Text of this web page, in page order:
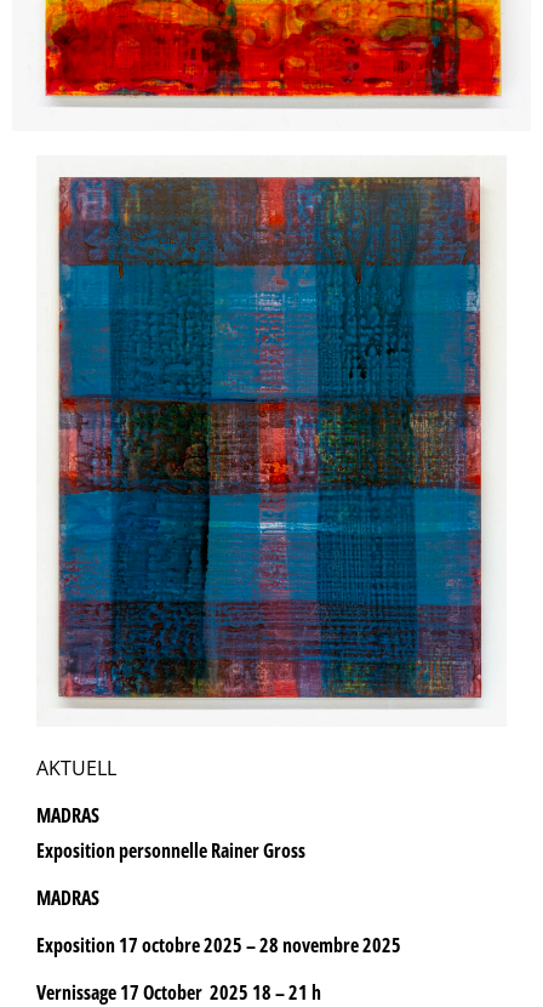
AKTUELL
MADRAS
Exposition personnelle Rainer Gross
MADRAS
Exposition 17 octobre 2025 – 28 novembre 2025
Vernissage 17 October 2025 18 – 21 h